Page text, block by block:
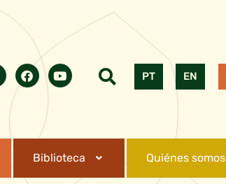
PT EN
Biblioteca Quiénes somos